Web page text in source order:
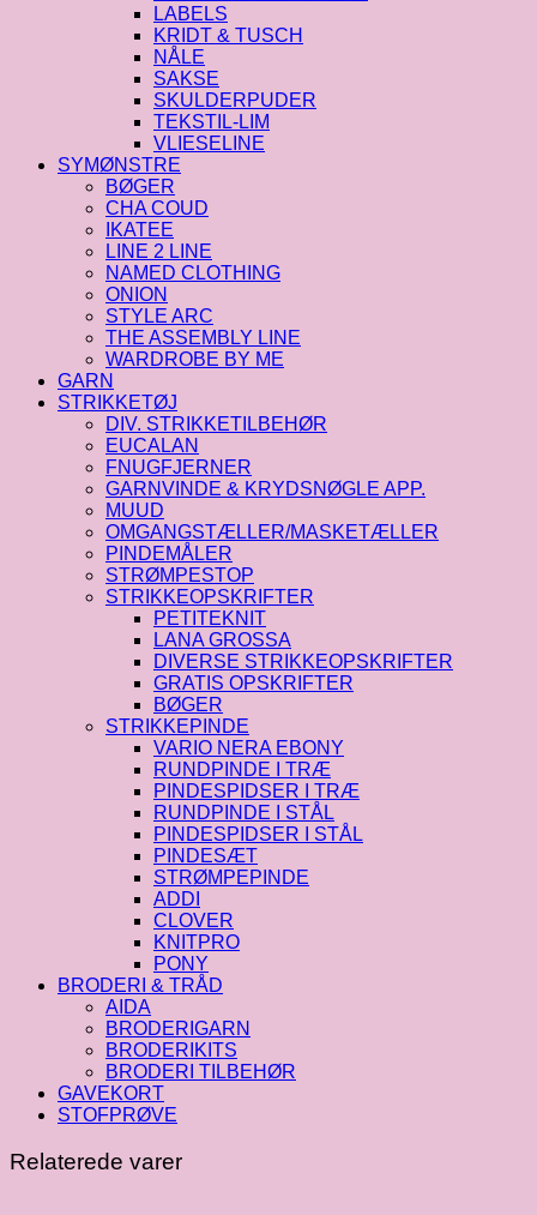
LABELS
KRIDT & TUSCH
NÅLE
SAKSE
SKULDERPUDER
TEKSTIL-LIM
VLIESELINE
SYMØNSTRE
BØGER
CHA COUD
IKATEE
LINE 2 LINE
NAMED CLOTHING
ONION
STYLE ARC
THE ASSEMBLY LINE
WARDROBE BY ME
GARN
STRIKKETØJ
DIV. STRIKKETILBEHØR
EUCALAN
FNUGFJERNER
GARNVINDE & KRYDSNØGLE APP.
MUUD
OMGANGSTÆLLER/MASKETÆLLER
PINDEMÅLER
STRØMPESTOP
STRIKKEOPSKRIFTER
PETITEKNIT
LANA GROSSA
DIVERSE STRIKKEOPSKRIFTER
GRATIS OPSKRIFTER
BØGER
STRIKKEPINDE
VARIO NERA EBONY
RUNDPINDE I TRÆ
PINDESPIDSER I TRÆ
RUNDPINDE I STÅL
PINDESPIDSER I STÅL
PINDESÆT
STRØMPEPINDE
ADDI
CLOVER
KNITPRO
PONY
BRODERI & TRÅD
AIDA
BRODERIGARN
BRODERIKITS
BRODERI TILBEHØR
GAVEKORT
STOFPRØVE
Relaterede varer